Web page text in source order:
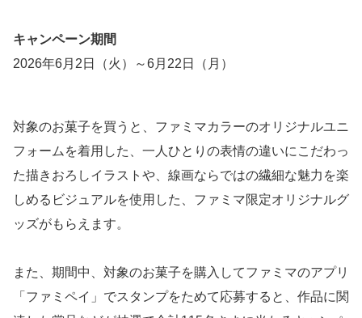
キャンペーン期間
2026年6月2日（火）～6月22日（月）
対象のお菓子を買うと、ファミマカラーのオリジナルユニ
フォームを着用した、一人ひとりの表情の違いにこだわっ
た描きおろしイラストや、線画ならではの繊細な魅力を楽
しめるビジュアルを使用した、ファミマ限定オリジナルグ
ッズがもらえます。
また、期間中、対象のお菓子を購入してファミマのアプリ
「ファミペイ」でスタンプをためて応募すると、作品に関